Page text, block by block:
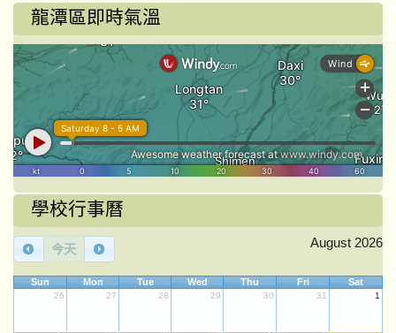
龍潭區即時氣溫
學校行事曆
今天 August 2026
Sun Mon Tue Wed Thu Fri Sat
26 27 28 29 30 31 1